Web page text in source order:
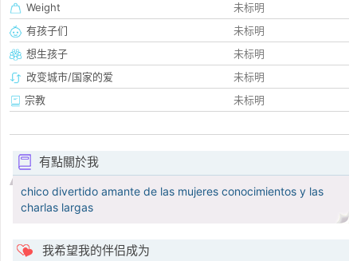
Weight
未标明
有孩子们
未标明
想生孩子
未标明
改变城市/国家的爱
未标明
宗教
未标明
有點關於我
chico divertido amante de las mujeres conocimientos y las
charlas largas
我希望我的伴侣成为